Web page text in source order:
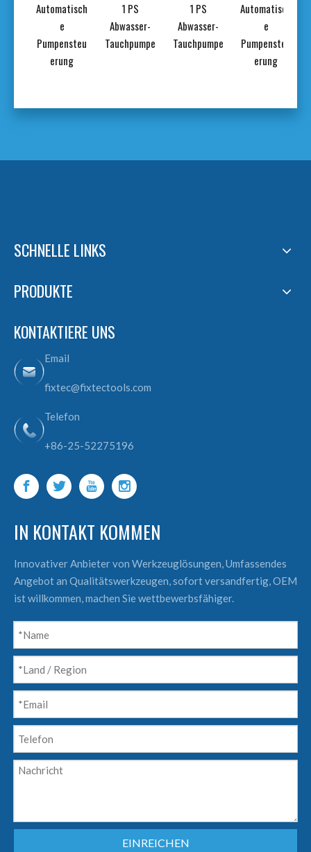
Automatisch
e
Pumpensteu
erung
1 PS
Abwasser-
Tauchpumpe
1 PS
Abwasser-
Tauchpumpe
Automatisch
e
Pumpensteu
erung
SCHNELLE LINKS
PRODUKTE
KONTAKTIERE UNS
Email
fixtec@fixtectools.com
Telefon
+86-25-52275196
IN KONTAKT KOMMEN
Innovativer Anbieter von Werkzeuglösungen, Umfassendes
Angebot an Qualitätswerkzeugen, sofort versandfertig, OEM
ist willkommen, machen Sie wettbewerbsfähiger.
EINREICHEN